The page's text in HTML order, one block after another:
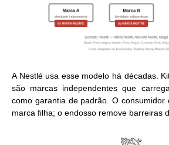
A Nestlé usa esse modelo há décadas.
são marcas independentes que
como garantia de padrão. O consumidor
marca filha; o endosso remove barreiras